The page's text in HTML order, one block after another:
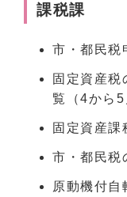
課税課
市・都民税
固定資産税
覧（4から5
固定資産課
市・都民税
原動機付自